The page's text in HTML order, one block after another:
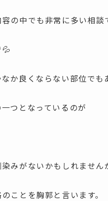
の中でも非常に多い相談
か良くならない部位でも
つとなっているのが
みがないかもしれません
ことを胸郭と言います。